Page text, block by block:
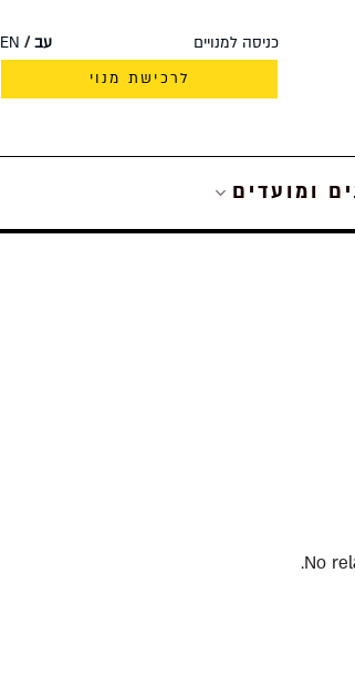
כניסה למנויים עב
EN
לרכישת מנוי
ומועדים
No